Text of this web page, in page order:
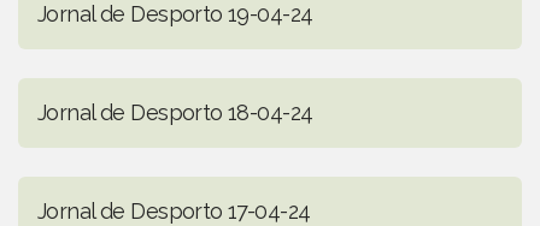
Jornal de Desporto 19-04-24
Jornal de Desporto 18-04-24
Jornal de Desporto 17-04-24